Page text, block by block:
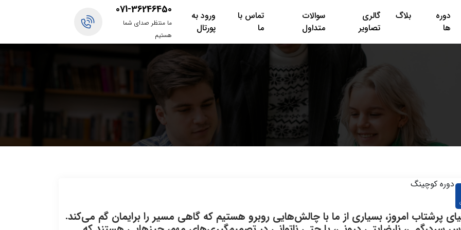
دوره
ها
بلاگ
گالری
تصاویر
سوالات
متداول
تماس با
ما
ورود به
پورتال
071-36246450
ما منتظر صدای شما
هستیم
پرشتاب امروز، بسیاری از ما با چالش‌هایی روبرو هستیم که گاهی مسیر را برایمان گم می‌کند.